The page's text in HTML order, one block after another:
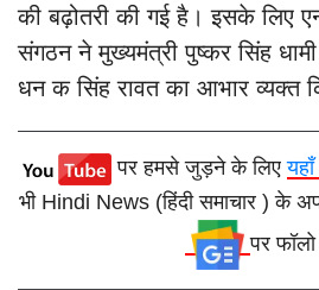
की बढ़ोतरी की गई है। इसके लिए
संगठन ने मुख्यमंत्री पुष्कर सिंह
धन क सिंह रावत का आभार व्यक्त
पर हमसे जुड़ने के लिए
भी Hindi News (हिंदी समाचार ) के
पर